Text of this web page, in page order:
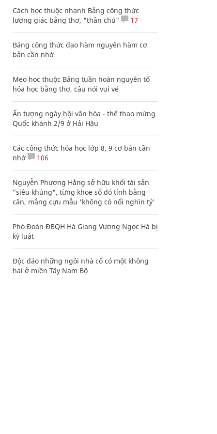
Cách học thuộc nhanh Bảng công thức
lượng giác bằng thơ, "thần chú"
17
Bảng công thức đạo hàm nguyên hàm cơ
bản cần nhớ
Mẹo học thuộc Bảng tuần hoàn nguyên tố
hóa học bằng thơ, câu nói vui vẻ
Ấn tượng ngày hội văn hóa - thể thao mừng
Quốc khánh 2/9 ở Hải Hậu
Các công thức hóa học lớp 8, 9 cơ bản cần
nhớ
106
Nguyễn Phương Hằng sở hữu khối tài sản
"siêu khủng", từng khoe sổ đỏ tính bằng
cân, mắng cựu mẫu 'không có nổi nghìn tỷ'
Phó Đoàn ĐBQH Hà Giang Vương Ngọc Hà bị
kỷ luật
Độc đáo những ngôi nhà cổ có một không
hai ở miền Tây Nam Bộ